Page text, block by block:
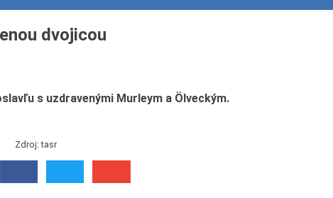
dvojicou
s uzdravenými Murleym a Ölveckým.
Zdroj: tasr